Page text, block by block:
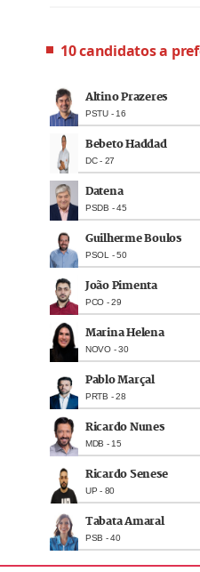
10candidatos a
Altino Prazeres
PSTU- 16
Bebeto Haddad
DC- 27
Datena
PSDB -45
Guilherme Boulos
PSOL -50
João Pimenta
PCO -29
Marina Helena
NOVO-30
Pablo Marçal
PRTB -28
Ricardo Nunes
MDB - 15
Ricardo Senese
UP - 80
Tabata Amaral
PSB -40